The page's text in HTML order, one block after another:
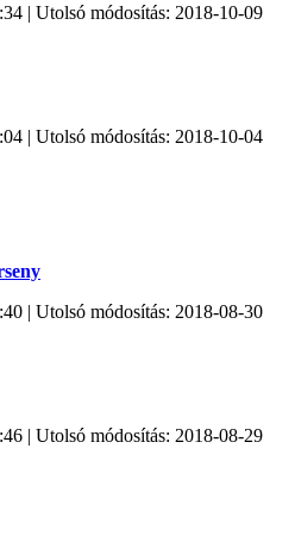
| Utolsó módosítás: 2018-10-09
| Utolsó módosítás: 2018-10-04
| Utolsó módosítás: 2018-08-30
| Utolsó módosítás: 2018-08-29